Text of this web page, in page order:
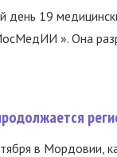
день 19
». Она
в Мордовии,